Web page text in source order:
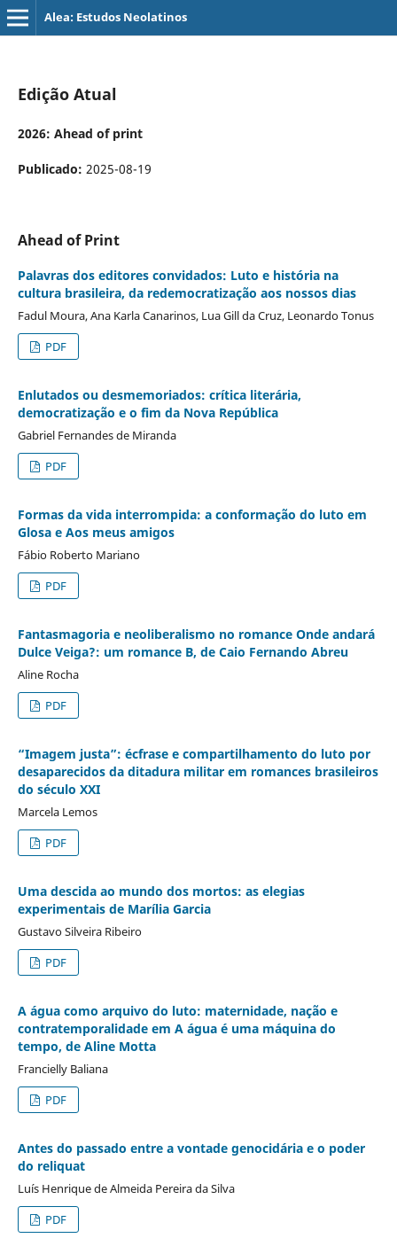
Alea: Estudos Neolatinos
Edição Atual
2026: Ahead of print
Publicado: 2025-08-19
Ahead of Print
Palavras dos editores convidados: Luto e história na
cultura brasileira, da redemocratização aos nossos dias
Fadul Moura, Ana Karla Canarinos, Lua Gill da Cruz, Leonardo Tonus
PDF
Enlutados ou desmemoriados: crítica literária,
democratização e o fim da Nova República
Gabriel Fernandes de Miranda
PDF
Formas da vida interrompida: a conformação do luto em
Glosa e Aos meus amigos
Fábio Roberto Mariano
PDF
Fantasmagoria e neoliberalismo no romance Onde andará
Dulce Veiga?: um romance B, de Caio Fernando Abreu
Aline Rocha
PDF
“Imagem justa”: écfrase e compartilhamento do luto por
desaparecidos da ditadura militar em romances brasileiros
do século XXI
Marcela Lemos
PDF
Uma descida ao mundo dos mortos: as elegias
experimentais de Marília Garcia
Gustavo Silveira Ribeiro
PDF
A água como arquivo do luto: maternidade, nação e
contratemporalidade em A água é uma máquina do
tempo, de Aline Motta
Francielly Baliana
PDF
Antes do passado entre a vontade genocidária e o poder
do reliquat
Luís Henrique de Almeida Pereira da Silva
PDF